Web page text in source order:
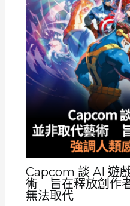
Capcom 談 AI 遊
術 旨在釋放創作
無法取代